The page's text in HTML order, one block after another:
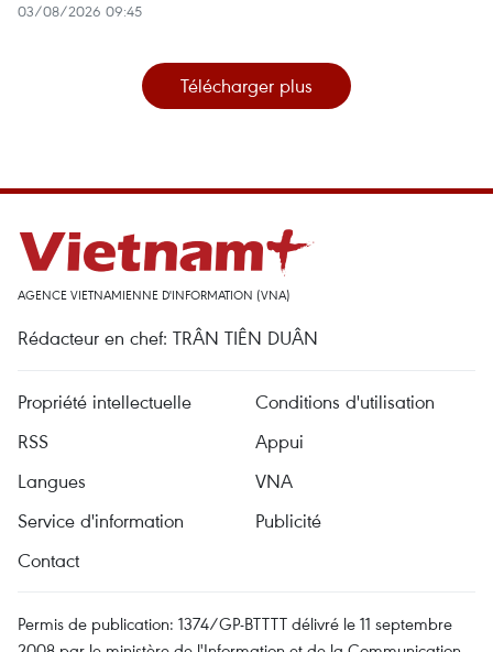
03/08/2026 09:45
Télécharger plus
AGENCE VIETNAMIENNE D'INFORMATION (VNA)
Rédacteur en chef: TRÂN TIÊN DUÂN
Propriété intellectuelle
Conditions d'utilisation
RSS
Appui
Langues
VNA
Service d'information
Publicité
Contact
Permis de publication: 1374/GP-BTTTT délivré le 11 septembre